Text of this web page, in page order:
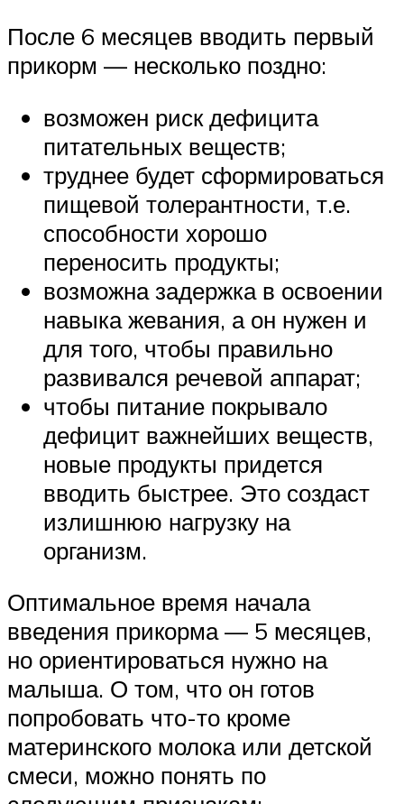
После 6 месяцев вводить первый
прикорм — несколько поздно:
возможен риск дефицита
питательных веществ;
труднее будет сформироваться
пищевой толерантности, т.е.
способности хорошо
переносить продукты;
возможна задержка в освоении
навыка жевания, а он нужен и
для того, чтобы правильно
развивался речевой аппарат;
чтобы питание покрывало
дефицит важнейших веществ,
новые продукты придется
вводить быстрее. Это создаст
излишнюю нагрузку на
организм.
Оптимальное время начала
введения прикорма — 5 месяцев,
но ориентироваться нужно на
малыша. О том, что он готов
попробовать что-то кроме
материнского молока или детской
смеси, можно понять по